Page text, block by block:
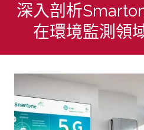
深入剖析
在環境監測領